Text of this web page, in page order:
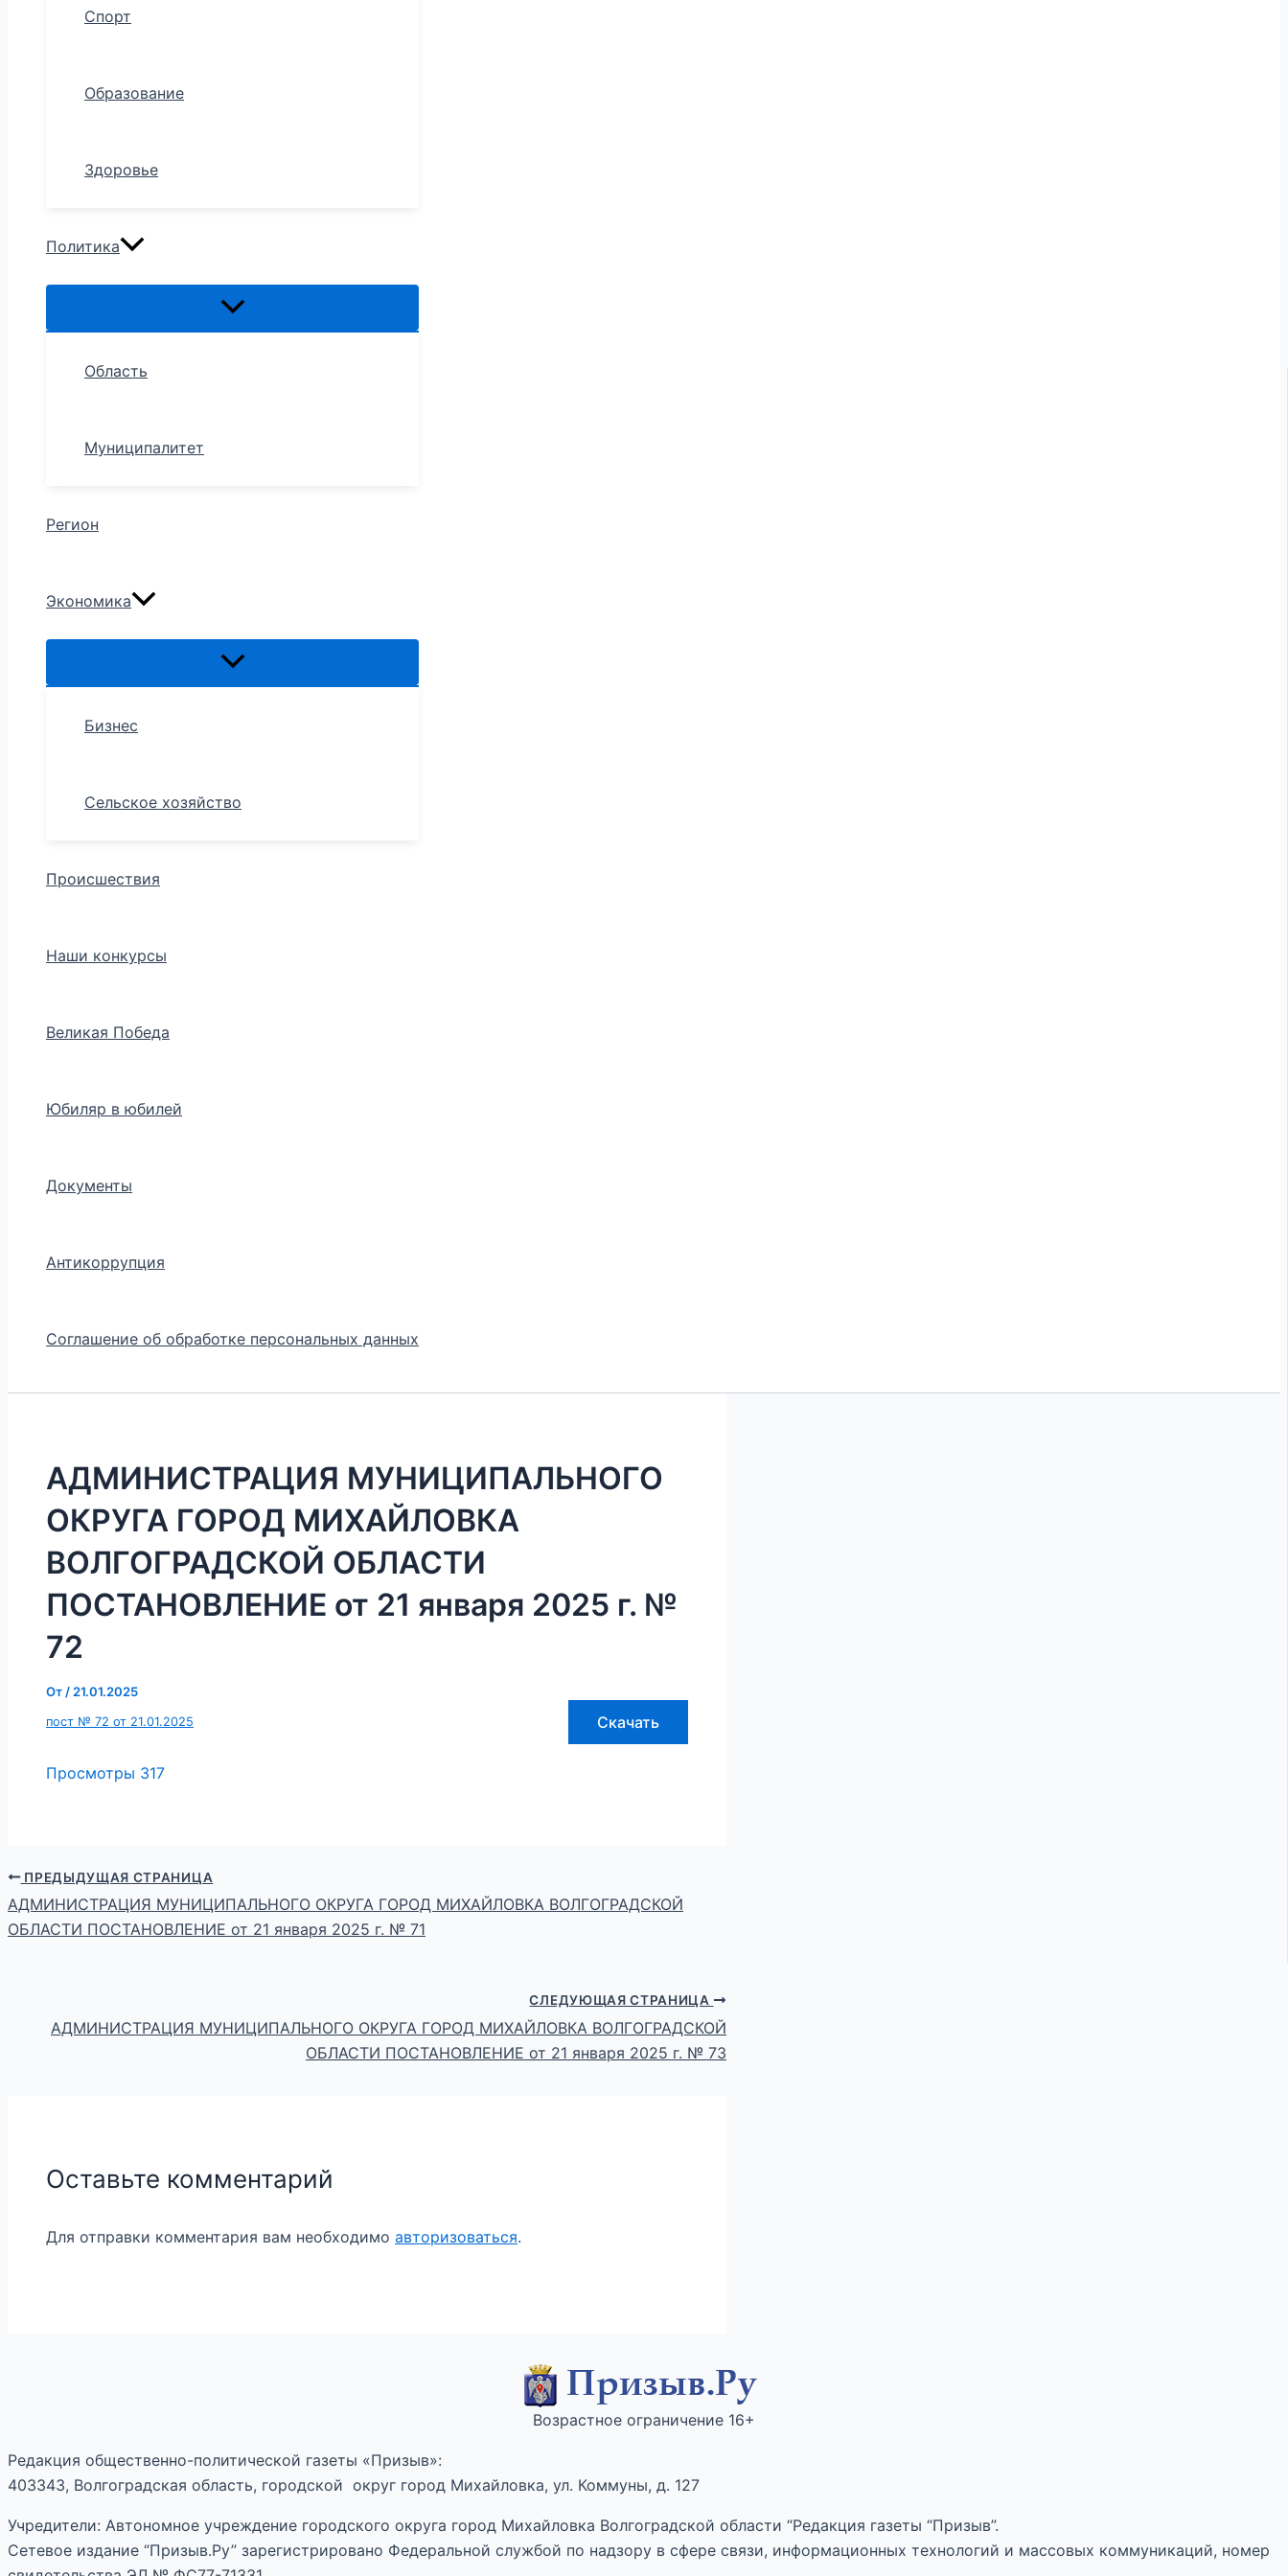
Спорт
Образование
Здоровье
Политика
Область
Муниципалитет
Регион
Экономика
Бизнес
Сельское хозяйство
Происшествия
Наши конкурсы
Великая Победа
Юбиляр в юбилей
Документы
Антикоррупция
Соглашение об обработке персональных данных
АДМИНИСТРАЦИЯ МУНИЦИПАЛЬНОГО
ОКРУГА ГОРОД МИХАЙЛОВКА
ВОЛГОГРАДСКОЙ ОБЛАСТИ
ПОСТАНОВЛЕНИЕ от 21 января 2025 г. №
72
От / 21.01.2025
пост № 72 от 21.01.2025 Скачать
Просмотры 317
ПРЕДЫДУЩАЯ СТРАНИЦА
АДМИНИСТРАЦИЯ МУНИЦИПАЛЬНОГО ОКРУГА ГОРОД МИХАЙЛОВКА ВОЛГОГРАДСКОЙ
ОБЛАСТИ ПОСТАНОВЛЕНИЕ от 21 января 2025 г. № 71
СЛЕДУЮЩАЯ СТРАНИЦА
АДМИНИСТРАЦИЯ МУНИЦИПАЛЬНОГО ОКРУГА ГОРОД МИХАЙЛОВКА ВОЛГОГРАДСКОЙ
ОБЛАСТИ ПОСТАНОВЛЕНИЕ от 21 января 2025 г. № 73
Оставьте комментарий
Для отправки комментария вам необходимо авторизоваться.
Возрастное ограничение 16+
Редакция общественно-политической газеты «Призыв»:
403343, Волгоградская область, городской округ город Михайловка, ул. Коммуны, д. 127
Учредители: Автономное учреждение городского округа город Михайловка Волгоградской области “Редакция газеты “Призыв”.
Сетевое издание “Призыв.Ру” зарегистрировано Федеральной службой по надзору в сфере связи, информационных технологий и массовых коммуникаций, номер